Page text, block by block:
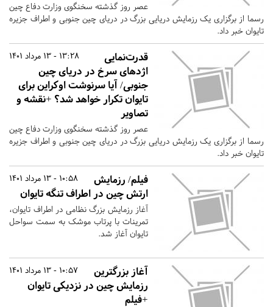
عصر روز گذشته سخنگوی وزارت دفاع چین
رسما از برگزاری یک رزمایش دریایی بزرگ در دریای چین جنوبی و اطراف جزیره
تایوان خبر داد.
13:28 - 13 مرداد 1401
قدرت‌نمایی
اژدهای سرخ در دریای چین
جنوبی/ آیا سرنوشت اوکراین برای
تایوان تکرار خواهد شد؟ +نقشه و
تصاویر
عصر روز گذشته سخنگوی وزارت دفاع چین
رسما از برگزاری یک رزمایش دریایی بزرگ در دریای چین جنوبی و اطراف جزیره
تایوان خبر داد.
10:58 - 13 مرداد 1401
فیلم/ رزمایش
ارتش چین در اطراف تنگه تایوان
آغاز رزمایش بزرگ نظامی در اطراف تایوان،
تمرینات با پرتاب موشک به سمت سواحل
تایوان آغاز شد.
10:57 - 13 مرداد 1401
آغاز بزرگترین
رزمایش چین در نزدیکی تایوان
+فیلم